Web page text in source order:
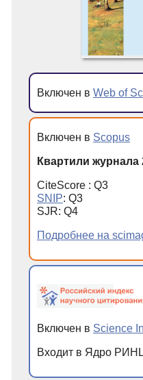
Включен в Web of
Включен в Scopus
Квартили журнала
CiteScore : Q3
SNIP: Q3
SJR: Q4
Подробнее на
Включен в Science
Входит в Ядро